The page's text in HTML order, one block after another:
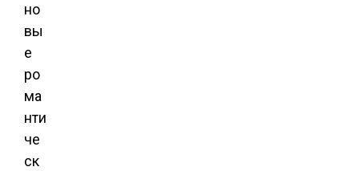
но
вы
е
ро
ма
нти
че
ск